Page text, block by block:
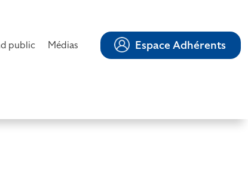
public Médias Espace Adhérents